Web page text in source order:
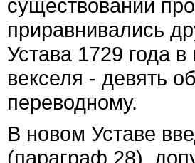
существовании
приравнивались
Устава 1729 года
векселя - девять
переводному.
В новом Уставе
(параграф 28),